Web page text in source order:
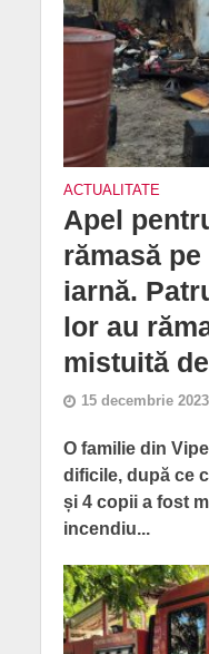
ACTUALITATE
Apel
rămasă
iarnă.
lor au
mistuită
15 decembrie 2023
O familie din
dificile, după ce
și 4 copii a fost
incendiu...